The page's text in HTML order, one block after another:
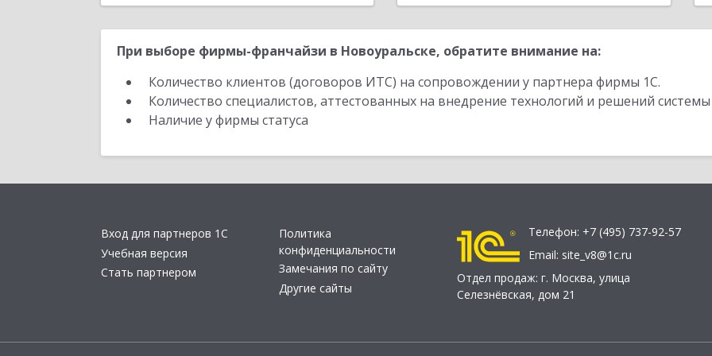
При выборе фирмы-франчайзи в Новоуральске, обратите внимание на:
Количество клиентов (договоров ИТС) на сопровождении у партнера фирмы 1С.
Количество специалистов, аттестованных на внедрение технологий и решений
Наличие у фирмы статуса
Вход для партнеров 1С
Учебная версия
Стать партнером
Политика
конфиденциальности
Замечания по сайту
Другие сайты
Телефон: +7 (495) 737-92-57
Email: site_v8@1c.ru
Отдел продаж: г. Москва, улица
Селезнёвская, дом 21